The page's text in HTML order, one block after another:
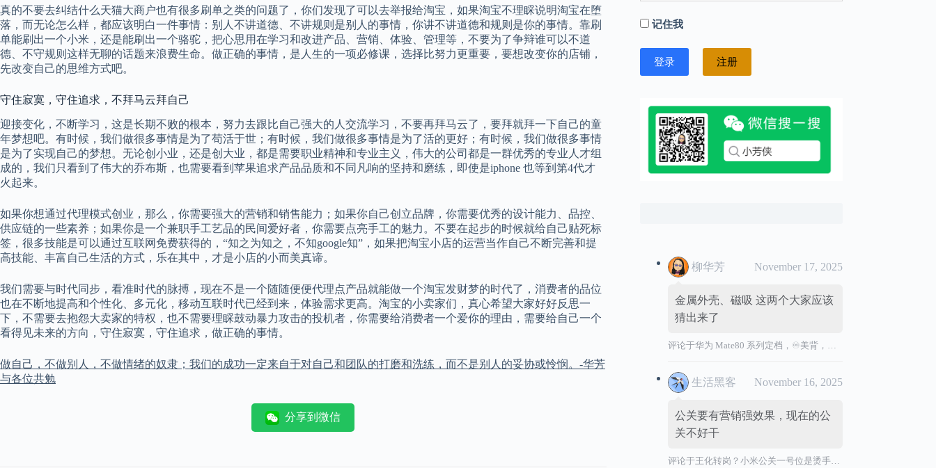
真的不要去纠结什么天猫大商户也有很多刷单之类的问题了，你们发现了可以去举报给淘宝，如果淘宝不理睬说明淘宝在堕
落，而无论怎么样，都应该明白一件事情：别人不讲道德、不讲规则是别人的事情，你讲不讲道德和规则是你的事情。靠刷
单能刷出一个小米，还是能刷出一个骆驼，把心思用在学习和改进产品、营销、体验、管理等，不要为了争辩谁可以不道
德、不守规则这样无聊的话题来浪费生命。做正确的事情，是人生的一项必修课，选择比努力更重要，要想改变你的店铺，
先改变自己的思维方式吧。
守住寂寞，守住追求，不拜马云拜自己
迎接变化，不断学习，这是长期不败的根本，努力去跟比自己强大的人交流学习，不要再拜马云了，要拜就拜一下自己的童
年梦想吧。有时候，我们做很多事情是为了苟活于世；有时候，我们做很多事情是为了活的更好；有时候，我们做很多事情
是为了实现自己的梦想。无论创小业，还是创大业，都是需要职业精神和专业主义，伟大的公司都是一群优秀的专业人才组
成的，我们只看到了伟大的乔布斯，也需要看到苹果追求产品品质和不同凡响的坚持和磨练，即使是iphone 也等到第4代才
火起来。
如果你想通过代理模式创业，那么，你需要强大的营销和销售能力；如果你自己创立品牌，你需要优秀的设计能力、品控、
供应链的一些素养；如果你是一个兼职手工艺品的民间爱好者，你需要点亮手工的魅力。不要在起步的时候就给自己贴死标
签，很多技能是可以通过互联网免费获得的，“知之为知之，不知google知”，如果把淘宝小店的运营当作自己不断完善和提
高技能、丰富自己生活的方式，乐在其中，才是小店的小而美真谛。
我们需要与时代同步，看准时代的脉搏，现在不是一个随随便便代理点产品就能做一个淘宝发财梦的时代了，消费者的品位
也在不断地提高和个性化、多元化，移动互联时代已经到来，体验需求更高。淘宝的小卖家们，真心希望大家好好反思一
下，不需要去抱怨大卖家的特权，也不需要理睬鼓动暴力攻击的投机者，你需要给消费者一个爱你的理由，需要给自己一个
看得见未来的方向，守住寂寞，守住追求，做正确的事情。
做自己，不做别人，不做情绪的奴隶；我们的成功一定来自于对自己和团队的打磨和洗练，而不是别人的妥协或怜悯。-华芳
与各位共勉
分享到微信
记住我
注册
柳华芳 November 17, 2025
金属外壳、磁吸 这两个大家应该
猜出来了
评论于华为 Mate80 系列定档，♾️美背，全金属机身
生活黑客 November 16, 2025
公关要有营销强效果，现在的公
关不好干
评论于王化转岗？小米公关一号位是烫手山芋